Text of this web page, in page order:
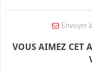
Envoyer
VOUS AIMEZ CET